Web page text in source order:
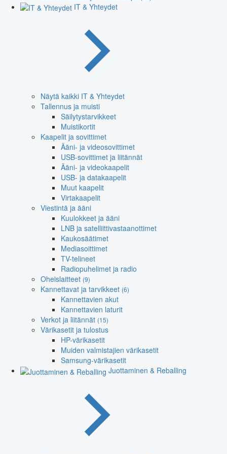
IT & Yhteydet
Näytä kaikki IT & Yhteydet
Tallennus ja muisti
Säilytystarvikkeet
Muistikortit
Kaapelit ja sovittimet
Ääni- ja videosovittimet
USB-sovittimet ja liitännät
Ääni- ja videokaapelit
USB- ja datakaapelit
Muut kaapelit
Virtakaapelit
Viestintä ja ääni
Kuulokkeet ja ääni
LNB ja satelliittivastaanottimet
Kaukosäätimet
Mediasoittimet
TV-telineet
Radiopuhelimet ja radio
Oheislaitteet (9)
Kannettavat ja tarvikkeet (6)
Kannettavien akut
Kannettavien laturit
Verkot ja liitännät (15)
Värikasetit ja tulostus
HP-värikasetit
Muiden valmistajien värikasetit
Samsung-värikasetit
Juottaminen & Reballing